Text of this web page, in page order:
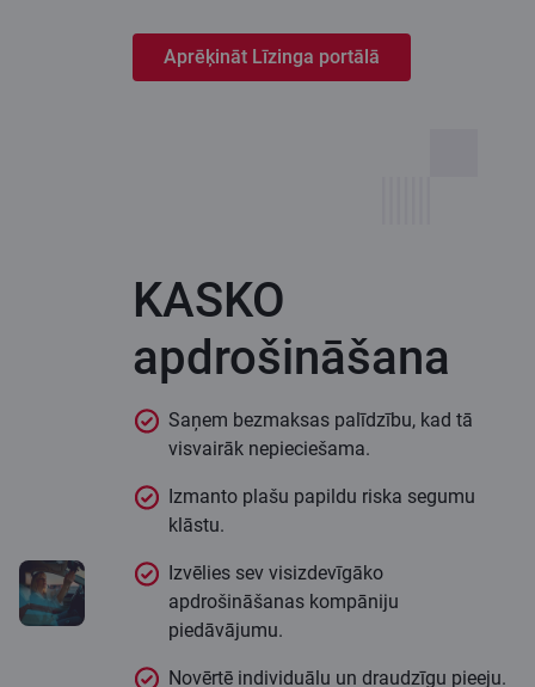
Aprēķināt Līzinga portālā
KASKO
apdrošināšana
Saņem bezmaksas palīdzību, kad tā
visvairāk nepieciešama.
Izmanto plašu papildu riska segumu
klāstu.
Izvēlies sev visizdevīgāko
apdrošināšanas kompāniju
piedāvājumu.
Novērtē individuālu un draudzīgu pieeju.